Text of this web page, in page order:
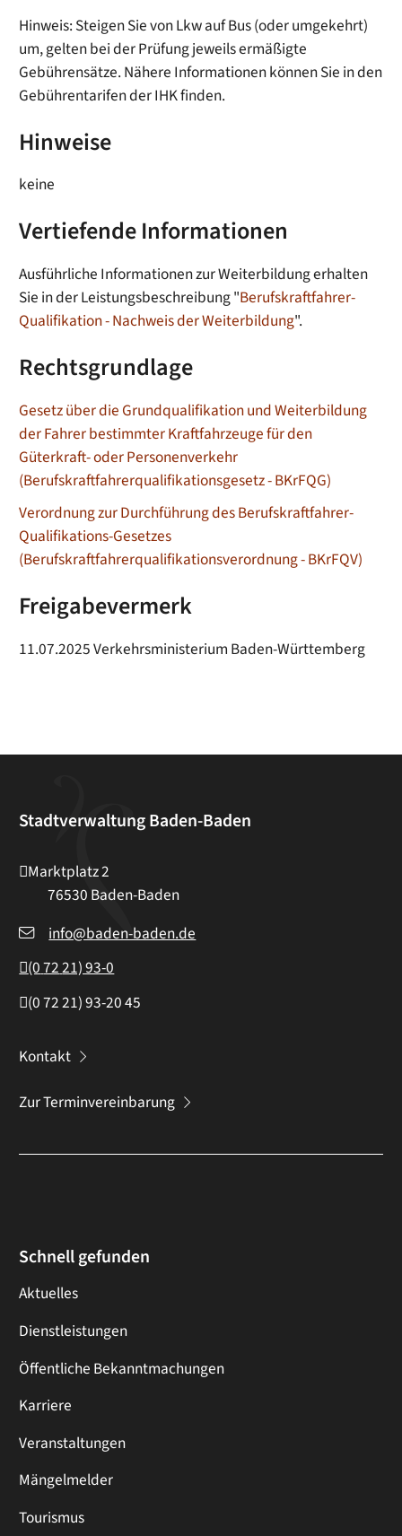
Hinweis: Steigen Sie von Lkw auf Bus (oder umgekehrt)
um, gelten bei der Prüfung jeweils ermäßigte
Gebührensätze. Nähere Informationen können Sie in den
Gebührentarifen der IHK finden.
Hinweise
keine
Vertiefende Informationen
Ausführliche Informationen zur Weiterbildung erhalten
Sie in der Leistungsbeschreibung "Berufskraftfahrer-
Qualifikation - Nachweis der Weiterbildung".
Rechtsgrundlage
Gesetz über die Grundqualifikation und Weiterbildung
der Fahrer bestimmter Kraftfahrzeuge für den
Güterkraft- oder Personenverkehr
(Berufskraftfahrerqualifikationsgesetz - BKrFQG)
Verordnung zur Durchführung des Berufskraftfahrer-
Qualifikations-Gesetzes
(Berufskraftfahrerqualifikationsverordnung -BKrFQV)
Freigabevermerk
11.07.2025Verkehrsministerium Baden-Württemberg
Stadtverwaltung Baden-Baden
Marktplatz 2
76530 Baden-Baden
info@baden-baden.de
(07221) 93-0
(07221) 93-2045
Kontakt
Zur Terminvereinbarung
Schnell gefunden
Aktuelles
Dienstleistungen
Öffentliche Bekanntmachungen
Karriere
Veranstaltungen
Mängelmelder
Tourismus